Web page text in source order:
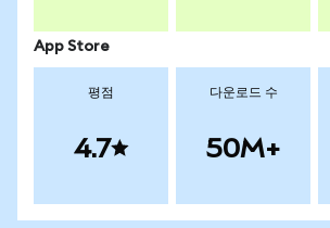
App Store
평점
4.7
다운로드 수
50M+